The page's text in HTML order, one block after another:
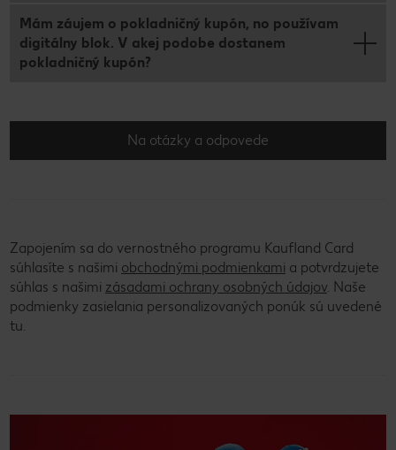
Mám záujem o pokladničný kupón, no používam
digitálny blok. V akej podobe dostanem
pokladničný kupón?
Na otázky a odpovede
Zapojením sa do vernostného programu Kaufland Card
súhlasíte s našimi obchodnými podmienkami a potvrdzujete
súhlas s našimi zásadami ochrany osobných údajov. Naše
podmienky zasielania personalizovaných ponúk sú uvedené
tu.